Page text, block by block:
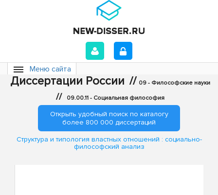
Меню сайта
Диссертации России // 09 - Философские науки
// 09.00.11 - Социальная философия
Открыть удобный поиск по каталогу
более 800 000 диссертаций
Структура и типология властных отношений : социально-
философский анализ